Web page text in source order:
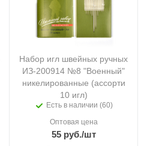
Набор игл швейных ручных
ИЗ-200914 №8 "Военный"
никелированные (ассорти
10 игл)
Есть в наличии (60)
Оптовая цена
55руб./шт